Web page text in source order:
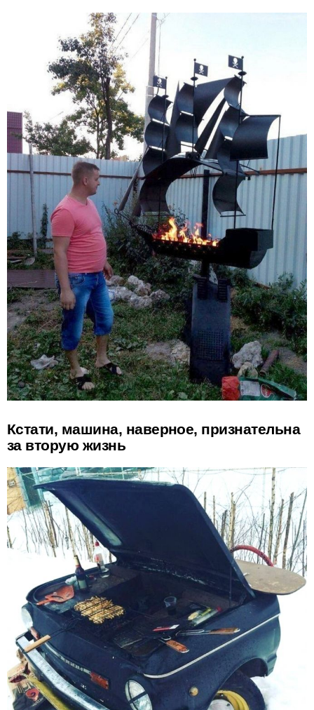
Кстати, машина, наверное, признательна
за вторую жизнь